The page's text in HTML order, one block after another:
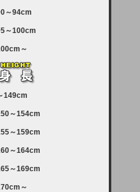
バーメンテナンス実施につい
日（土曜日）午前7：00から午
ンスを実施します。ユーザー様
ご迷惑をおかけしますがご理解
けます様、宜しくお願い致し
ジットカード決済について
クレジットカード決済はJCB
なっております。大変ご迷惑
～94cm
～100cm
～
149cm
～154cm
～159cm
～164cm
～169cm
～